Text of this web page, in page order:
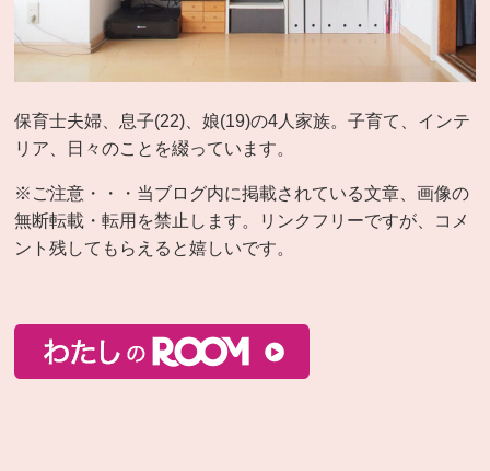
保育士夫婦、息子(22)、娘(19)の4人家族。子育て、インテ
リア、日々のことを綴っています。
※ご注意・・・当ブログ内に掲載されている文章、画像の
無断転載・転用を禁止します。リンクフリーですが、コメ
ント残してもらえると嬉しいです。